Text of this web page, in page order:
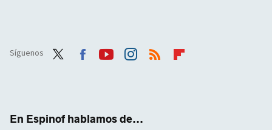
Síguenos
En Espinof hablamos de...